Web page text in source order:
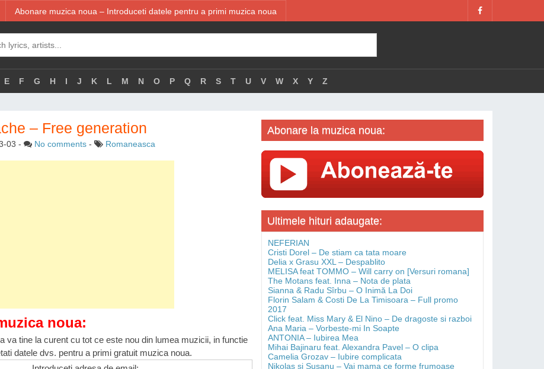
Abonare muzica noua – Introduceti datele pentru a primi muzica noua
E F G H I J K L M N O P Q R S T U V W X Y Z
– Free generation
03 - No comments - Romaneasca
noua:
va tine la curent cu tot ce este nou din lumea muzicii, in functie
datele dvs. pentru a primi gratuit muzica noua.
Abonare la muzica noua:
Ultimele hituri adaugate:
NEFERIAN
Cristi Dorel – De stiam ca tata moare
Delia x Grasu XXL – Despablito
MELISA feat TOMMO – Will carry on [Versuri romana]
The Motans feat. Inna – Nota de plata
Sianna & Radu Sîrbu – O Inimă La Doi
Florin Salam & Costi De La Timisoara – Full promo
2017
Click feat. Miss Mary & El Nino – De dragoste si razboi
Ana Maria – Vorbeste-mi In Soapte
ANTONIA – Iubirea Mea
Mihai Bajinaru feat. Alexandra Pavel – O clipa
Camelia Grozav – Iubire complicata
Nikolas si Susanu – Vai mama ce forme frumoase